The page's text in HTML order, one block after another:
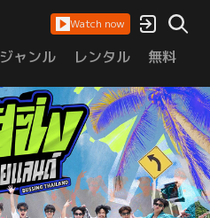
Watch now
ジャンル レンタル 無料